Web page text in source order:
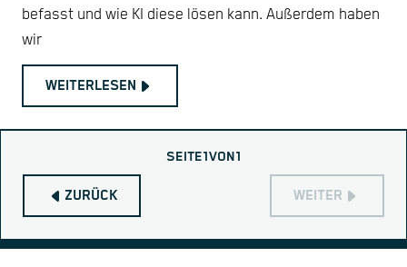
befasst und wie KI diese lösen kann. Außerdem haben
wir
WEITERLESEN
ZURÜCK
SEITE1VON1
WEITER